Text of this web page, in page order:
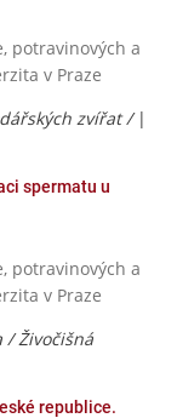
potravinových a
v Praze
zvířat / |
spermatu u
potravinových a
v Praze
/ Živočišná
republice.